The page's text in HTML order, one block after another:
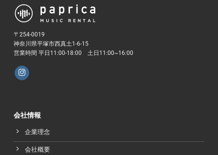
〒254-0019
神奈川県平塚市西真土1-6-15
営業時間 平日11:00-18:00 土日11:00~16:00
会社情報
企業理念
会社概要